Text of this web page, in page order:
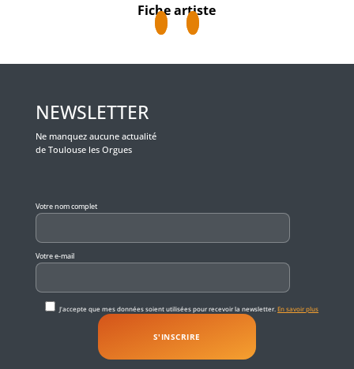
Fiche artiste
NEWSLETTER
Ne manquez aucune actualité
de Toulouse les Orgues
Votre nom complet
Votre e-mail
J'accepte que mes données soient utilisées pour recevoir la newsletter.En savoir plus